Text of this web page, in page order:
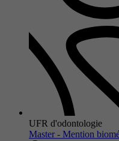
UFR d'odontologie
Master - Mention